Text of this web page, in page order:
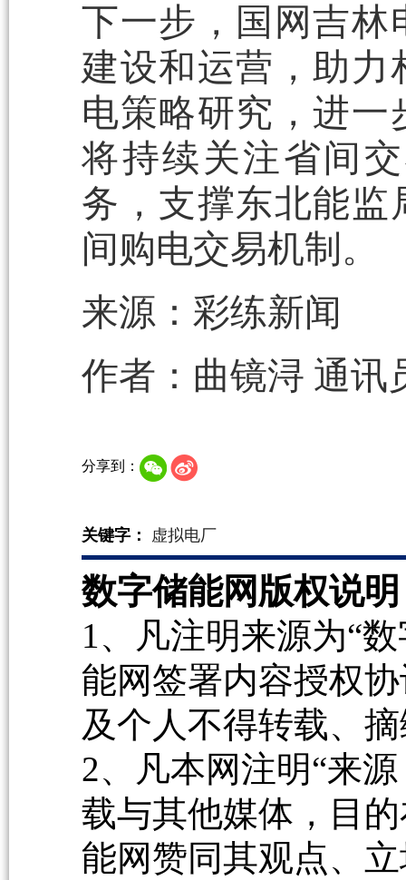
下一步，国网吉林
建设和运营，助力
电策略研究，进
将持续关注省间
务，支撑东北能监
间购电交易机制。
来源：彩练新闻
作者：曲镜浔 通讯
分享到：
关键字： 虚拟电厂
数字储能网版权说
1、凡注明来源为“
能网签署内容授权
及个人不得转载、
2、凡本网注明“来
载与其他媒体，目
能网赞同其观点、